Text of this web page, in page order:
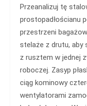
Przeanalizuj tę
prostopadłościanu
przestrzeni
stelaże z drutu, aby
z rusztem w jednej
roboczej. Zasyp
ciąg kominowy
wentylatorami